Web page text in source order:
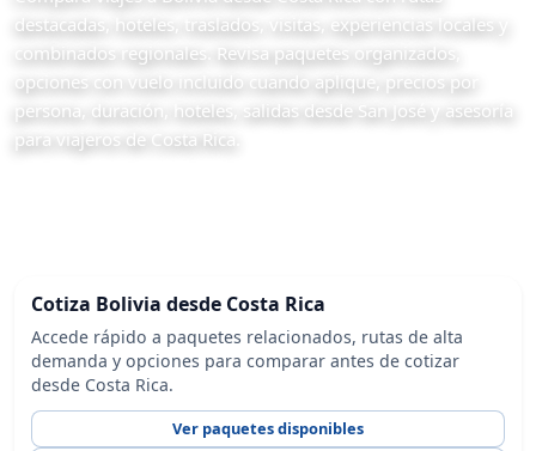
destacadas, hoteles, traslados, visitas, experiencias locales y
combinados regionales. Revisa paquetes organizados,
opciones con vuelo incluido cuando aplique, precios por
persona, duración, hoteles, salidas desde San José y asesoría
para viajeros de Costa Rica.
Cotiza Bolivia desde Costa Rica
Accede rápido a paquetes relacionados, rutas de alta
demanda y opciones para comparar antes de cotizar
desde Costa Rica.
Ver paquetes disponibles